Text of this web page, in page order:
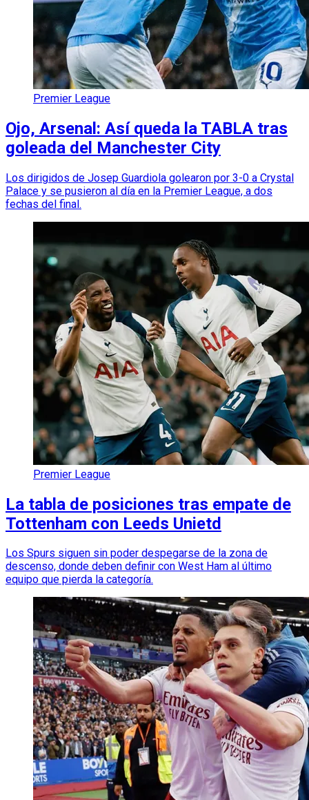
Premier League
Ojo, Arsenal: Así queda la TABLA tras
goleada del Manchester City
Los dirigidos de Josep Guardiola golearon por 3-0 a Crystal
Palace y se pusieron al día en la Premier League, a dos
fechas del final.
Premier League
La tabla de posiciones tras empate de
Tottenham con Leeds Unietd
Los Spurs siguen sin poder despegarse de la zona de
descenso, donde deben definir con West Ham al último
equipo que pierda la categoría.